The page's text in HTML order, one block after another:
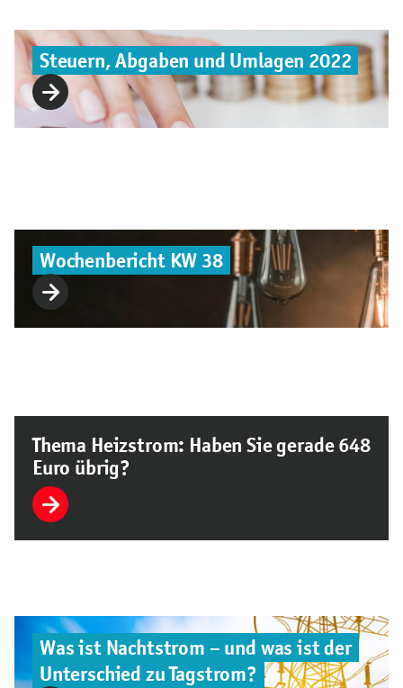
Steuern, Abgaben und Umlagen 2022
Wochenbericht KW 38
Thema Heizstrom: Haben Sie gerade 648
Euro übrig?
Was ist Nachtstrom – und was ist der
Unterschied zu Tagstrom?